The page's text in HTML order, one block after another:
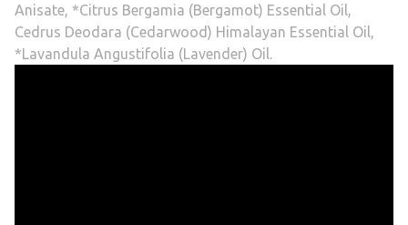
Anisate, *Citrus Bergamia (Bergamot) Essential Oil,
Cedrus Deodara (Cedarwood) Himalayan Essential Oil,
*Lavandula Angustifolia (Lavender) Oil.